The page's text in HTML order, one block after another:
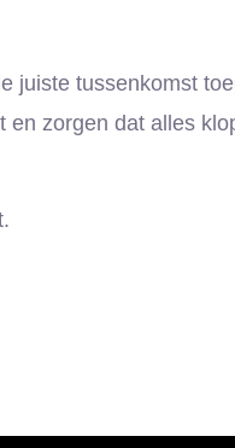
juiste tussenkomst
en zorgen dat alles